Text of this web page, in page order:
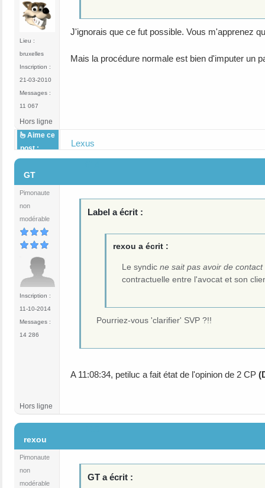
Lieu :
bruxelles
Inscription :
21-03-2010
Messages :
11 067
J'ignorais que ce fut possible. Vous m'apprenez
Mais la procédure normale est bien d'imputer un
Hors ligne
Aime ce
post :
Lexus
GT
Pimonaute
non
modérable
Inscription :
11-10-2014
Messages :
14 286
Label a écrit :
rexou a écrit :
Le syndic ne sait pas avoir de
contractuelle entre l'avocat et son
Pourriez-vous 'clarifier' SVP ?!!
A 11:08:34, petiluc a fait état de l'opinion de 2 CP
Hors ligne
rexou
Pimonaute
non
modérable
GT a écrit :